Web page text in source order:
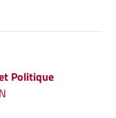
Politique